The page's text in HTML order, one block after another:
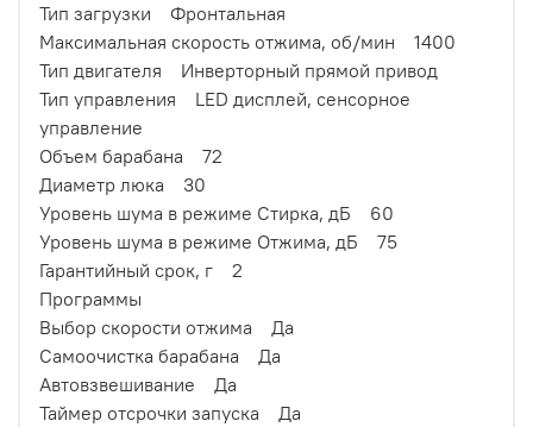
Тип загрузки Фронтальная
Максимальная скорость отжима, об/мин 1400
Тип двигателя Инверторный прямой привод
Тип управления LED дисплей, сенсорное
управление
Объем барабана 72
Диаметр люка 30
Уровень шума в режиме Стирка, дБ 60
Уровень шума в режиме Отжима, дБ 75
Гарантийный срок, г 2
Программы
Выбор скорости отжима Да
Самоочистка барабана Да
Автовзвешивание Да
Таймер отсрочки запуска Да